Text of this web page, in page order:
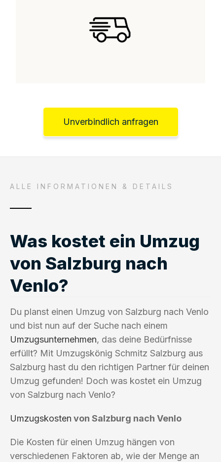
Unverbindlich anfragen
ALLE INFORMATIONEN & DETAILS
Was kostet ein Umzug
von Salzburg nach
Venlo?
Du planst einen Umzug von Salzburg nach Venlo
und bist nun auf der Suche nach einem
Umzugsunternehmen, das deine Bedürfnisse
erfüllt? Mit Umzugskönig Schmitz Salzburg aus
Salzburg hast du den richtigen Partner für deinen
Umzug gefunden! Doch was kostet ein Umzug
von Salzburg nach Venlo?
Umzugskosten von Salzburg nach Venlo
Die Kosten für einen Umzug hängen von
verschiedenen Faktoren ab, wie der Menge an